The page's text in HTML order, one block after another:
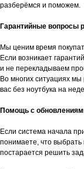
разберёмся и поможем.
Гарантийные вопросы
Мы ценим время
Если возникает
и не перекладываем
Во многих ситуациях
вас без ноутбука на
Помощь с
Если система начала
понимаете, что
постарается решить